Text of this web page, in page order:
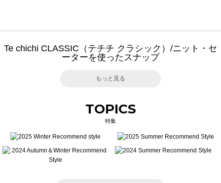
Te chichi CLASSIC（テチチ クラシック）/ニット・セ
ーターを使ったスナップ
もっと見る
TOPICS
特集